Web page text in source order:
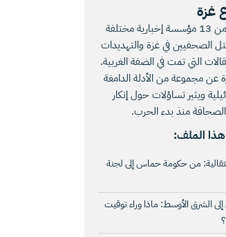
غزة
تعاون 50 صحفيًا من 13 مؤسسة إخبارية مختلفة
الصحفيين في غزة والتهديدات
التي تمت في الضفة الغربية.
مجموعة من الأدلة الدامغة
ويثير تساؤلات حول إنكار
منذ بدء الحرب.
الملف:
من حكومة حماس إلى لجنة
الشرق الأوسط: ماذا وراء توقيت